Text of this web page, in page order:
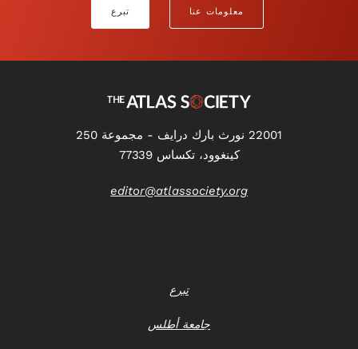
معلومات عنا تبرع
22001 نورث بارك درايف - مجموعة 250
كينغوود، تكساس 77339
editor@atlassociety.org
تبرع
جامعة أطلس